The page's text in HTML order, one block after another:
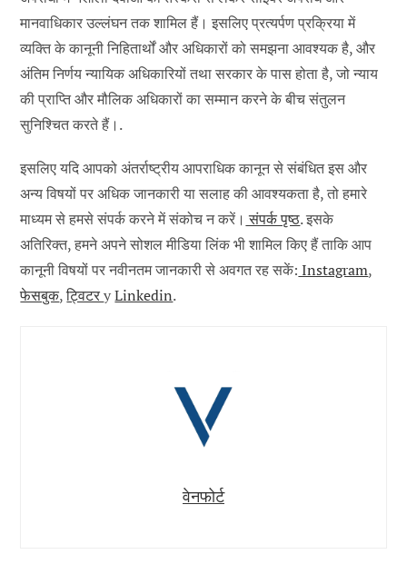
मानवाधिकार उल्लंघन तक शामिल हैं। इसलिए प्रत्यर्पण प्रक्रिया में
व्यक्ति के कानूनी निहितार्थों और अधिकारों को समझना आवश्यक है, और
अंतिम निर्णय न्यायिक अधिकारियों तथा सरकार के पास होता है, जो न्याय
की प्राप्ति और मौलिक अधिकारों का सम्मान करने के बीच संतुलन
सुनिश्चित करते हैं।.
इसलिए यदि आपको अंतर्राष्ट्रीय आपराधिक कानून से संबंधित इस और
अन्य विषयों पर अधिक जानकारी या सलाह की आवश्यकता है, तो हमारे
माध्यम से हमसे संपर्क करने में संकोच न करें। संपर्क पृष्ठ. इसके
अतिरिक्त, हमने अपने सोशल मीडिया लिंक भी शामिल किए हैं ताकि आप
कानूनी विषयों पर नवीनतम जानकारी से अवगत रह सकें: Instagram,
फेसबुक,ट्विटरyLinkedin.
वेनफोर्ट